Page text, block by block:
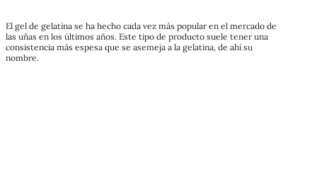
El gel de gelatina se ha hecho cada vez más popular en el mercado de
las uñas en los últimos años. Este tipo de producto suele tener una
consistencia más espesa que se asemeja a la gelatina, de ahí su
nombre.